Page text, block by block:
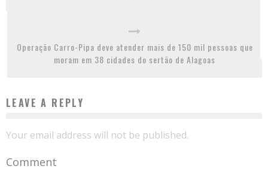
Operação Carro-Pipa deve atender mais de 150 mil pessoas que
moram em 38 cidades do sertão de Alagoas
LEAVE A REPLY
Your email address will not be published.
Comment